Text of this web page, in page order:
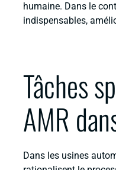
humaine. Dans le
indispensables,
Tâches
AMR
Dans les usines